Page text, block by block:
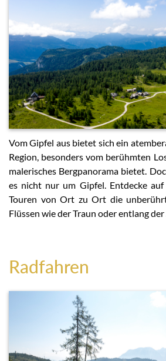
Vom Gipfel aus bietet sich ein
Region, besonders vom berühmten
malerisches Bergpanorama bietet.
es nicht nur um Gipfel. Entdecke auf
Touren von Ort zu Ort die
Flüssen wie der Traun oder entlang der
Radfahren